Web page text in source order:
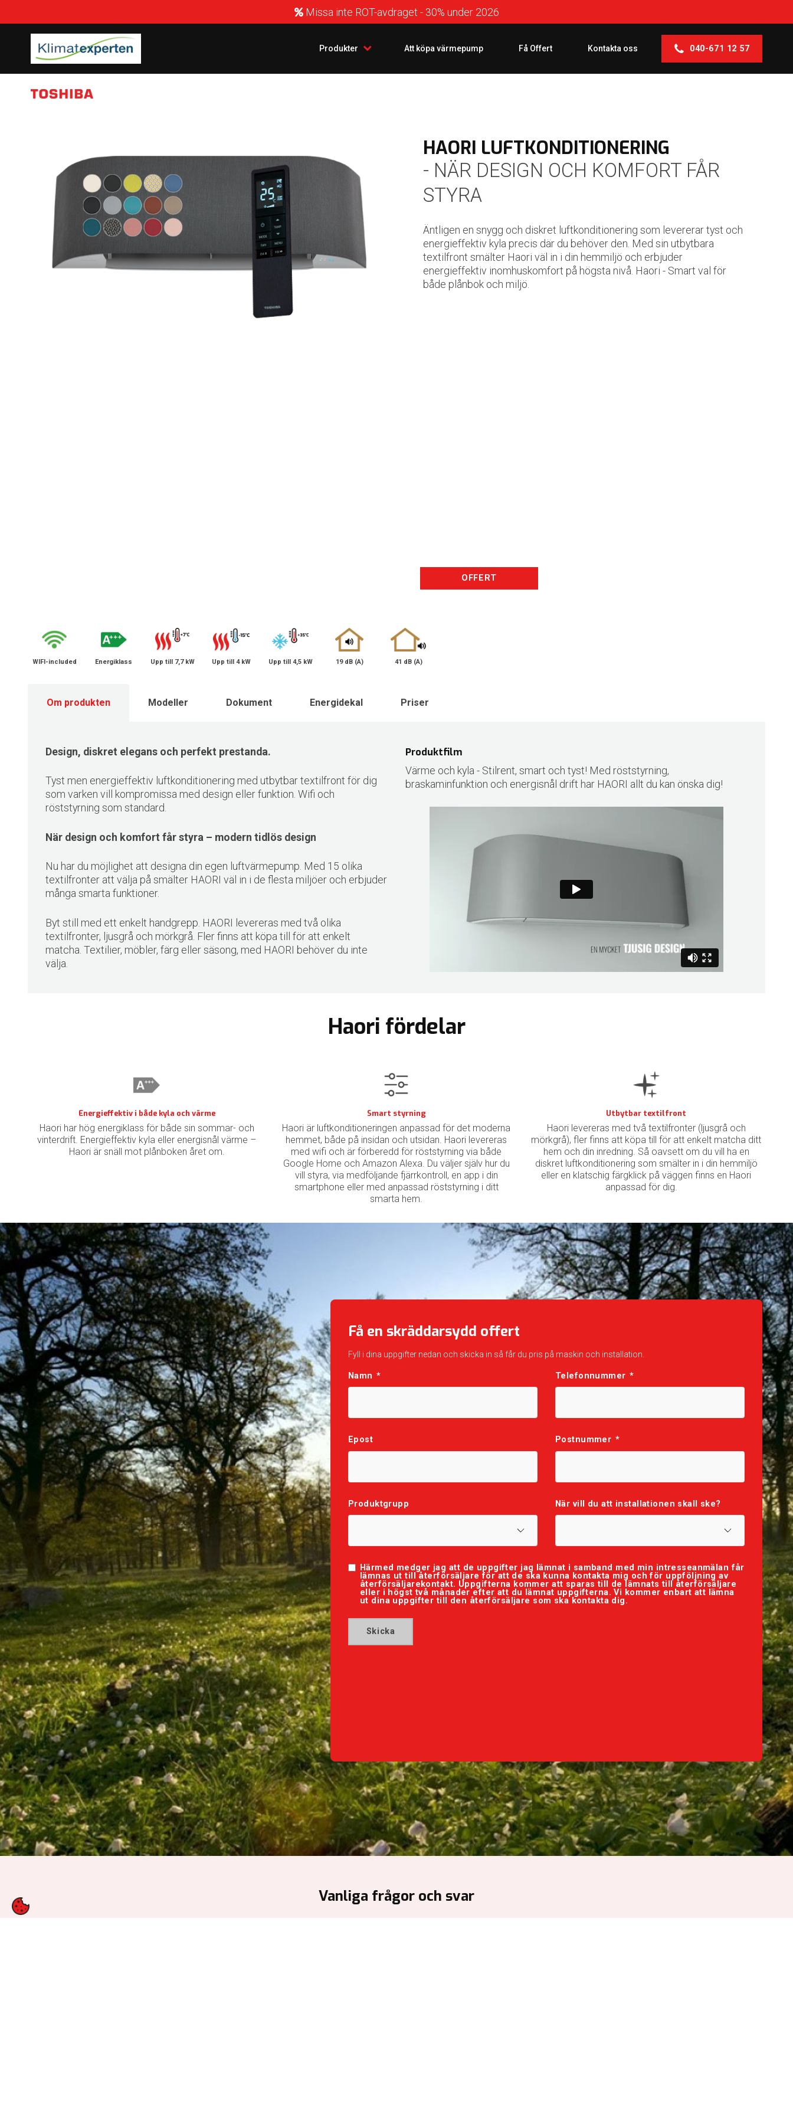
Missa inte ROT-avdraget - 30% under 2026
Produkter Att köpa värmepump Få Offert Kontakta oss 040-671 12 57
HAORI LUFTKONDITIONERING
- NÄR DESIGN OCH KOMFORT FÅR
STYRA
Äntligen en snygg och diskret luftkonditionering som levererar tyst och
energieffektiv kyla precis där du behöver den. Med sin utbytbara
textilfront smälter Haori väl in i din hemmiljö och erbjuder
energieffektiv inomhuskomfort på högsta nivå. Haori - Smart val för
både plånbok och miljö.
OFFERT
WIFI-included Energiklass Upp till 7,7 kW Upp till 4 kW Upp till 4,5 kW 19 dB (A) 41 dB (A)
Om produkten Modeller Dokument Energidekal Priser
Design, diskret elegans och perfekt prestanda.
Tyst men energieffektiv luftkonditionering med utbytbar textilfront för dig
som varken vill kompromissa med design eller funktion. Wifi och
röststyrning som standard.
När design och komfort får styra – modern tidlös design
Nu har du möjlighet att designa din egen luftvärmepump. Med 15 olika
textilfronter att välja på smälter HAORI väl in i de flesta miljöer och erbjuder
många smarta funktioner.
Byt still med ett enkelt handgrepp. HAORI levereras med två olika
textilfronter, ljusgrå och mörkgrå. Fler finns att köpa till för att enkelt
matcha. Textilier, möbler, färg eller säsong, med HAORI behöver du inte
välja.
Produktfilm
Värme och kyla - Stilrent, smart och tyst! Med röststyrning,
braskaminfunktion och energisnål drift har HAORI allt du kan önska dig!
Haori fördelar
Energieffektiv i både kyla och värme
Haori har hög energiklass för både sin sommar- och
vinterdrift. Energieffektiv kyla eller energisnål värme –
Haori är snäll mot plånboken året om.
Smart styrning
Haori är luftkonditioneringen anpassad för det moderna
hemmet, både på insidan och utsidan. Haori levereras
med wifi och är förberedd för röststyrning via både
Google Home och Amazon Alexa. Du väljer själv hur du
vill styra, via medföljande fjärrkontroll, en app i din
smartphone eller med anpassad röststyrning i ditt
smarta hem.
Utbytbar textilfront
Haori levereras med två textilfronter (ljusgrå och
mörkgrå), fler finns att köpa till för att enkelt matcha ditt
hem och din inredning. Så oavsett om du vill ha en
diskret luftkonditionering som smälter in i din hemmiljö
eller en klatschig färgklick på väggen finns en Haori
anpassad för dig.
Få en skräddarsydd offert
Fyll i dina uppgifter nedan och skicka in så får du pris på maskin och installation.
Namn *
Epost
Produktgrupp
Telefonnummer *
Postnummer *
När vill du att installationen skall ske?
Härmed medger jag att de uppgifter jag lämnat i samband med min intresseanmälan får
lämnas ut till återförsäljare för att de ska kunna kontakta mig och för uppföljning av
återförsäljarekontakt. Uppgifterna kommer att sparas till de lämnats till återförsäljare
eller i högst två månader efter att du lämnat uppgifterna. Vi kommer enbart att lämna
ut dina uppgifter till den återförsäljare som ska kontakta dig.
Vanliga frågor och svar